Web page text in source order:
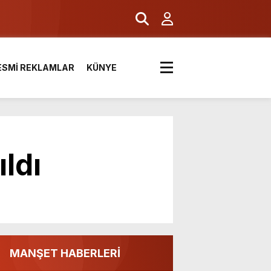
REKLAMLAR KÜNYE
MANŞET HABERLERİ